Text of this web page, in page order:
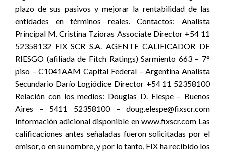
plazo de sus pasivos y mejorar la rentabilidad de las
entidades en términos reales. Contactos: Analista
Principal M. Cristina Tzioras Associate Director +54 11
52358132 FIX SCR S.A. AGENTE CALIFICADOR DE
RIESGO (afiliada de Fitch Ratings) Sarmiento 663 – 7°
piso – C1041AAM Capital Federal – Argentina Analista
Secundario Darío Logiódice Director +54 11 52358100
Relación con los medios: Douglas D. Elespe – Buenos
Aires – 5411 52358100 – doug.elespe@fixscr.com
Información adicional disponible en www.fixscr.com Las
calificaciones antes señaladas fueron solicitadas por el
emisor, o en su nombre, y por lo tanto, FIX ha recibido los